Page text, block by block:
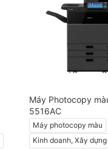
Máy Photocopy
5516AC
Máy photocopy màu
Kinh doanh, Xây